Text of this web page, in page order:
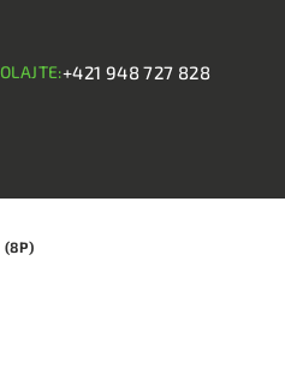
+421 948 727 828
(8P)